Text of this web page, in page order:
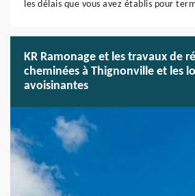
les délais que vous avez établis pour
KR Ramonage et les travaux de
cheminées à Thignonville et les
avoisinantes